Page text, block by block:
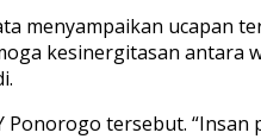
menyampaikan ucapan
kesinergitasan
tersebut.